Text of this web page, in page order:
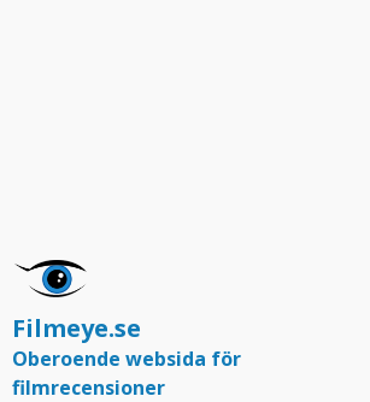
Filmeye.se
Oberoende websida för
filmrecensioner